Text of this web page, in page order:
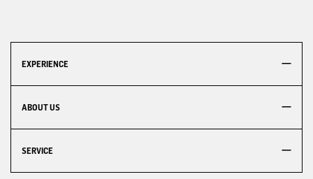
EXPERIENCE
ABOUT US
SERVICE